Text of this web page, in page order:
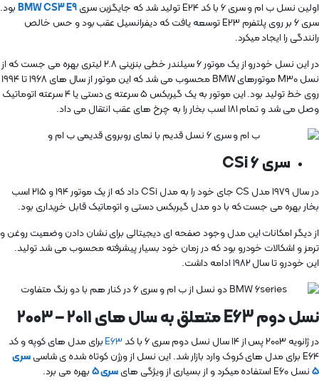
اولین نسل ب ام و سری ۶ با کد E24 تولید شد که جایگزین سری ‌ BMW CS3 E9بود.
سری ۶ بر روی پلتفرم E23 توسعه یافت که دیفرانسیل عقب بود و حس خالص
رانندگی را ایجاد میکرد.
در این نسل خودرو از یک موتور ۶ سیلندر خطی بنزینی ۲.۸ لیتری بهره می جست که از
نسل M30 موتورهای BMW محسوب می شد که این موتور از سال های ۱۹۶۸ تا ۱۹۹۴
روی خط تولید بود. این موتور به یک گیربکس ۵ سرعته ی دستی یا ۴ سرعته اتوماتیک
وصل می شد و تمام ۱۸۱ اسب بخار را به چرخ های عقب انتقال می داد.
سری CSi 6
در سال ۱۹۷۹ مدل CS جای خود را به مدل CSi داد که از یک موتور ۱۹۴ و ۲۱۵ اسب
بخار بهره می جست که با دو مدل گیربکس دستی و اتوماتیک قابل خریداری بود.
از دیگر امکانات این مدل وجود صفحه ای دیجیتالی برای نشان دادن وضعیت روغن و
ترمز و اشکالات خودرو بود که در زمان خود بسیار پیشرفته محسوب می شد تولید.
این خودرو تا سال ۱۹۸۲ ادامه داشت.
نسل دوم E63 متعلق به سال های ۲۰۱۱ – ۲۰۰۳
در ژانویه ۲۰۰۳ پس از ۱۴ سال نسل دوم سری ۶ با کد E63برای مدل های کوپه و کد
E64 برای مدل های کروک وارد بازار شد. این نسل از ورژن کوتاه شده ی شاسی
سری
۵نسل E60 استفاده میکرد و از بسیاری از ویژگی های سری ۵
بهره می برد.